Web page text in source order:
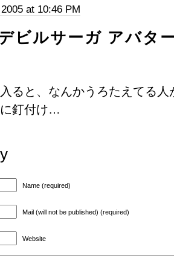
at 10:46 PM
ビルサーガ アバタ
ると、なんかうろたえてる
釘付け…
Name (required)
Mail (will not be published) (required)
Website